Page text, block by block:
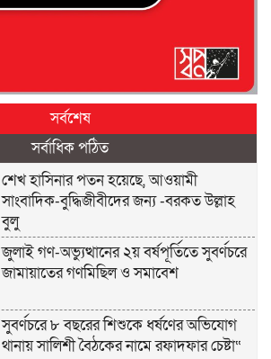
সর্বশেষ
সর্বাধিক পঠিত
শেখ হাসিনার পতন হয়েছে, আওয়ামী
সাংবাদিক-বুদ্ধিজীবীদের জন্য -বরকত উল্লাহ
বুলু
জুলাই গণ-অভ্যুত্থানের ২য় বর্ষপূর্তিতে সুবর্ণচরে
জামায়াতের গণমিছিল ও সমাবেশ
সুবর্ণচরে ৮ বছরের শিশুকে ধর্ষণের অভিযোগ
থানায় সালিশী বৈঠকের নামে রফাদফার চেষ্টা“